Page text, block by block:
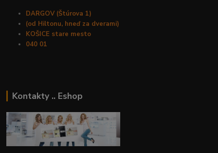
DARGOV (Štúrova 1)
(od Hiltonu, hneď za dverami)
KOŠICE stare mesto
040 01
Kontakty .. Eshop